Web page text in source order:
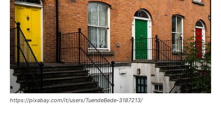
https://pixabay.com/it/users/TuendeBede-3187213/